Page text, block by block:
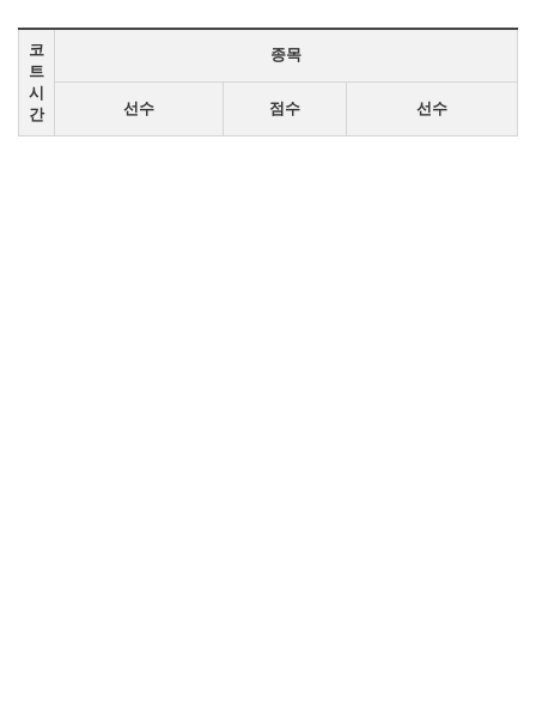
코
트
시
간
종목
선수 점수 선수